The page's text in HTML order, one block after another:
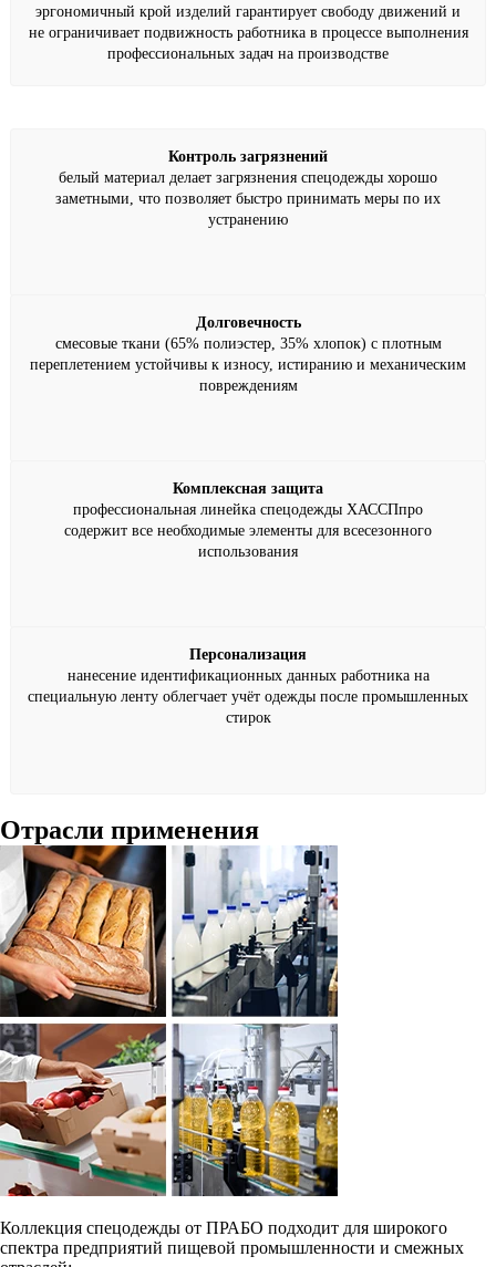
эргономичный крой изделий гарантирует свободу движений и
не ограничивает подвижность работника в процессе выполнения
профессиональных задач на производстве
Контроль загрязнений
белый материал делает загрязнения спецодежды хорошо
заметными, что позволяет быстро принимать меры по их
устранению
Долговечность
смесовые ткани (65% полиэстер, 35% хлопок) с плотным
переплетением устойчивы к износу, истиранию и механическим
повреждениям
Комплексная защита
профессиональная линейка спецодежды ХАССПпро
содержит все необходимые элементы для всесезонного
использования
Персонализация
нанесение идентификационных данных работника на
специальную ленту облегчает учёт одежды после промышленных
стирок
Отрасли применения
Коллекция спецодежды от ПРАБО подходит для широкого
спектра предприятий пищевой промышленности и смежных